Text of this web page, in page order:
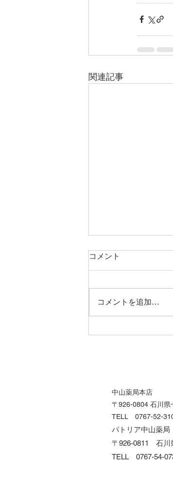
関連記事
🌻営業スケジュー
コメント
コメントを追加…
中山薬局本店
〒926-0804 石川県
TELL 0767-52-
パトリア中山薬局
〒926-0811 石川
​TELL 0767-54-